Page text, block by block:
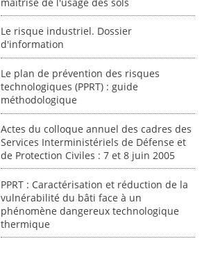
Le risque industriel. Dossier
d'information
Le plan de prévention des risques
technologiques (PPRT) : guide
méthodologique
Actes du colloque annuel des cadres des
Services Interministériels de Défense et
de Protection Civiles : 7 et 8 juin 2005
PPRT : Caractérisation et réduction de la
vulnérabilité du bâti face à un
phénomène dangereux technologique
thermique